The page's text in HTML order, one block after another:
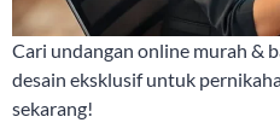
Cari undangan online murah &
desain eksklusif untuk
sekarang!